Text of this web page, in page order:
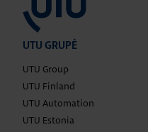
UTU GRUPĖ
UTU Group
UTU Finland
UTU Automation
UTU Estonia